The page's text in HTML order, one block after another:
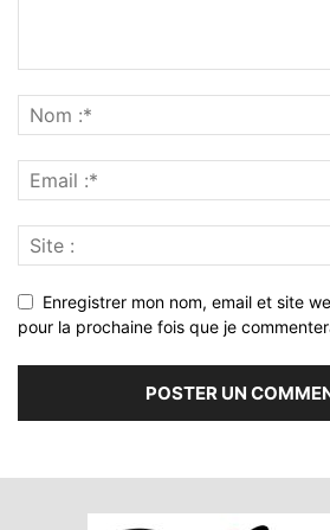
Enregistrer mon nom, email et site
pour la prochaine fois que je